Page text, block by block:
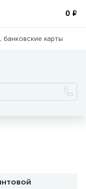
0 ₽
банковские карты